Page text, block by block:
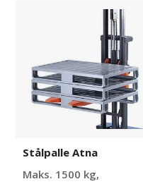
Stålpalle Atna
Maks. 1500 kg,